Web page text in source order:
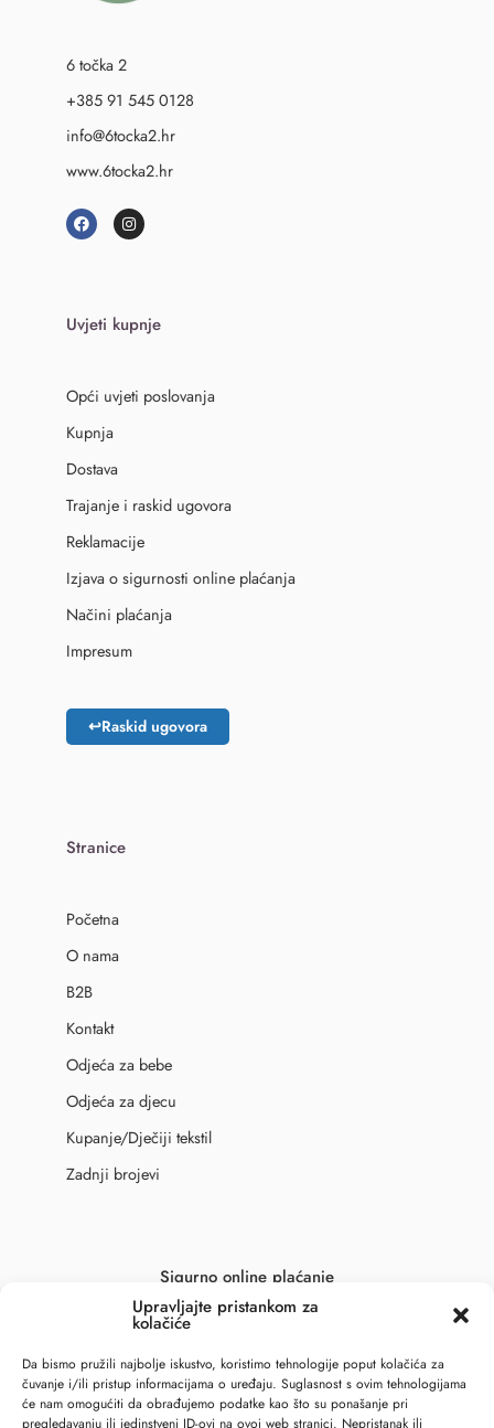
Upravljajte pristankom za
kolačiće
Da bismo pružili najbolje iskustvo, koristimo tehnologije poput kolačića za
čuvanje i/ili pristup informacijama o uređaju. Suglasnost s ovim tehnologijama
će nam omogućiti da obrađujemo podatke kao što su ponašanje pri
pregledavanju ili jedinstveni ID-ovi na ovoj web stranici. Nepristanak ili
6 točka 2
+385 91 545 0128
info@6tocka2.hr
www.6tocka2.hr
Uvjeti kupnje
Opći uvjeti poslovanja
Kupnja
Dostava
Trajanje i raskid ugovora
Reklamacije
Izjava o sigurnosti online plaćanja
Načini plaćanja
Impresum
↩Raskid ugovora
Stranice
Početna
O nama
B2B
Kontakt
Odjeća za bebe
Odjeća za djecu
Kupanje/Dječiji tekstil
Zadnji brojevi
Sigurno online plaćanje